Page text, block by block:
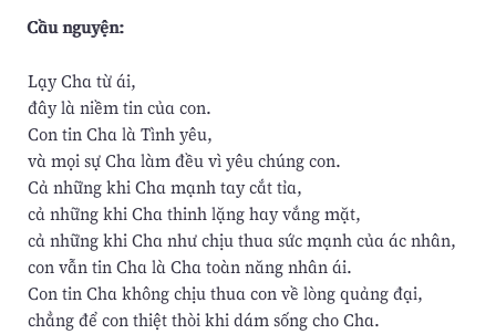
Cầu nguyện:
Lạy Cha từ ái,
đây là niềm tin của con.
Con tin Cha là Tình yêu,
và mọi sự Cha làm đều vì yêu chúng con.
Cả những khi Cha mạnh tay cắt tỉa,
cả những khi Cha thinh lặng hay vắng mặt,
cả những khi Cha như chịu thua sức mạnh của ác nhân,
con vẫn tin Cha là Cha toàn năng nhân ái.
Con tin Cha không chịu thua con về lòng quảng đại,
chẳng để con thiệt thòi khi dám sống cho Cha.